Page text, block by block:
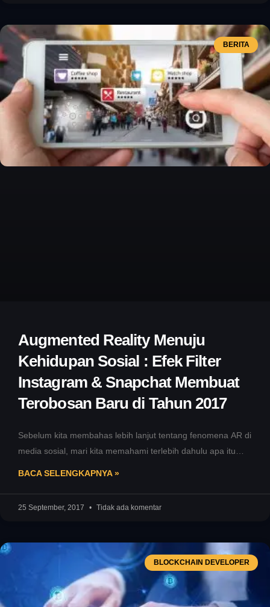
BERITA
Augmented Reality Menuju
Kehidupan Sosial : Efek Filter
Instagram & Snapchat Membuat
Terobosan Baru di Tahun 2017
Sebelum kita membahas lebih lanjut tentang fenomena AR di
media sosial, mari kita memahami terlebih dahulu apa itu
BACA SELENGKAPNYA »
25 September, 2017 Tidak ada komentar
BLOCKCHAIN DEVELOPER